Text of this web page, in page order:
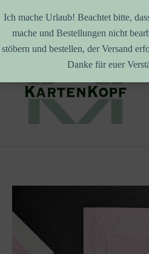
Ich mache Urlaub! Beachtet bitte,
mache und Bestellungen nicht
stöbern und bestellen, der Versand
Danke für euer